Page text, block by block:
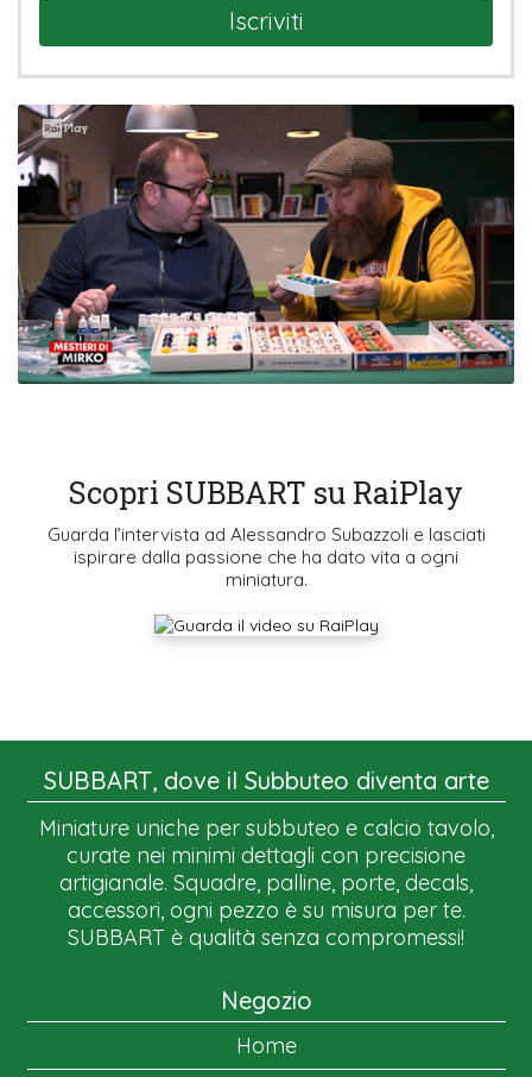
Iscriviti
Scopri SUBBART su RaiPlay
Guarda l’intervista ad Alessandro Subazzoli e lasciati
ispirare dalla passione che ha dato vita a ogni
miniatura.
SUBBART, dove il Subbuteo diventa arte
Miniature uniche per subbuteo e calcio tavolo,
curate nei minimi dettagli con precisione
artigianale. Squadre, palline, porte, decals,
accessori, ogni pezzo è su misura per te.
SUBBART è qualità senza compromessi!
Negozio
Home